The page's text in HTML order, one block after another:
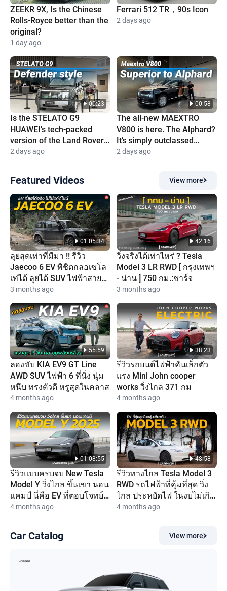
ZEEKR 9X, Is the Chinese
Rolls-Royce better than the
original?
1 day ago
Ferrari 512 TR，90s Icon
2 days ago
00:23
Is the STELATO G9
HUAWEI's tech-packed
version of the Land Rover
Defender?
2 days ago
00:58
The all-new MAEXTRO
V800 is here. The Alphard?
It’s simply outclassed
completely
2 days ago
Featured Videos View more
01:05:34
ลุยสุดเท่าที่มีมา !! รีวิว
Jaecoo 6 EV พิชิตกลอเซโล
เท่ได้ ลุยได้ SUV ไฟฟ้าสาย
ลุยตัวจริง
3 months ago
42:16
วิ่งจริงได้เท่าไหร่ ? Tesla
Model 3 LR RWD [ กรุงเทพฯ
- น่าน ] 750 กม.:ชาร์จ
3 months ago
55:59
ลองขับ KIA EV9 GT Line
AWD SUV ไฟฟ้า 6 ที่นั่ง นุ่ม
หนึบ ทรงตัวดี หรูสุดในคลาส
4 months ago
38:23
รีวิวรถยนต์ไฟฟ้าคันเล็กตัว
แรง Mini John cooper
works วิ่งไกล 371 กม
4 months ago
01:08:55
รีวิวแบบครบจบ New Tesla
Model Y วิ่งไกล ขึ้นเขา นอน
แคมป์ นี่คือ EV ที่ตอบโจทย์
ที่สุด
4 months ago
48:58
รีวิวทางไกล Tesla Model 3
RWD รถไฟฟ้าที่คุ้มที่สุด วิ่ง
ไกล ประหยัดไฟ ในงบไม่เกิน
1.2 ลบ.
4 months ago
Car Catalog View more